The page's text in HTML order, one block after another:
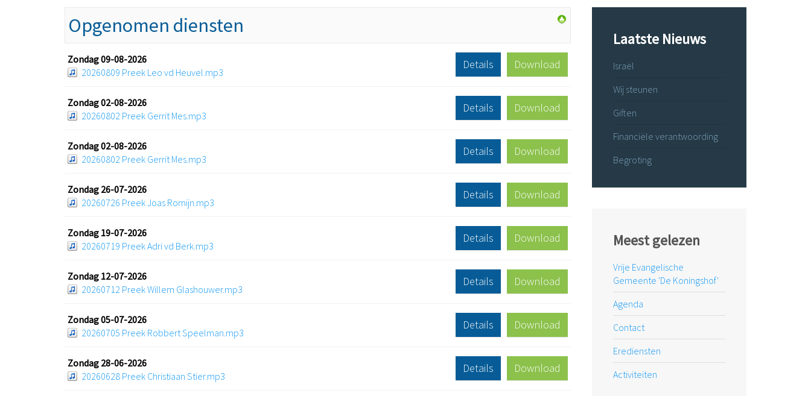
Opgenomen diensten
Zondag 09-08-2026
20260809 Preek Leo vd Heuvel.mp3
Download
Details
Zondag 02-08-2026
20260802 Preek Gerrit Mes.mp3
Download
Details
Zondag 02-08-2026
20260802 Preek Gerrit Mes.mp3
Download
Details
Zondag 26-07-2026
20260726 Preek Joas Romijn.mp3
Download
Details
Zondag 19-07-2026
20260719 Preek Adri vd Berk.mp3
Download
Details
Zondag 12-07-2026
20260712 Preek Willem Glashouwer.mp3
Download
Details
Zondag 05-07-2026
20260705 Preek Robbert Speelman.mp3
Download
Details
Zondag 28-06-2026
20260628 Preek Christiaan Stier.mp3
Download
Details
Laatste Nieuws
Israël
Wij steunen
Giften
Financiële verantwoording
Begroting
Meest gelezen
Vrije Evangelische
Gemeente 'De Koningshof'
Agenda
Contact
Erediensten
Activiteiten